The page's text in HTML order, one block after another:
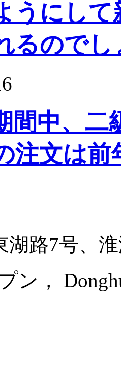
うにし
るのでし
間中、
注文は前
湖路7号、
ン，